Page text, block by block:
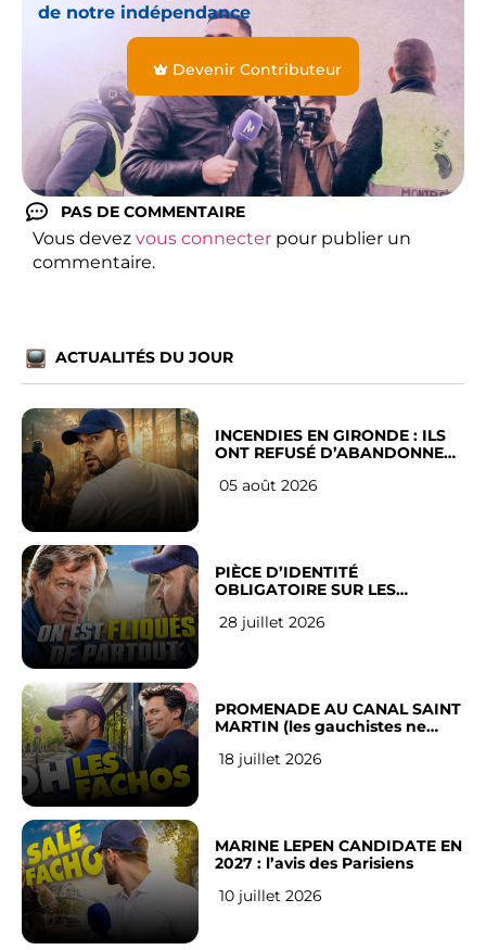
de notre indépendance
Devenir Contributeur
PAS DE COMMENTAIRE
Vous devez vous connecter pour publier un
commentaire.
ACTUALITÉS DU JOUR
INCENDIES EN GIRONDE : ILS
ONT REFUSÉ D’ABANDONNER
05 août 2026
PIÈCE D’IDENTITÉ
OBLIGATOIRE SUR LES
Français
28 juillet 2026
PROMENADE AU CANAL SAINT
MARTIN (les gauchistes ne
18 juillet 2026
MARINE LEPEN CANDIDATE EN
2027 : l’avis des Parisiens
10 juillet 2026